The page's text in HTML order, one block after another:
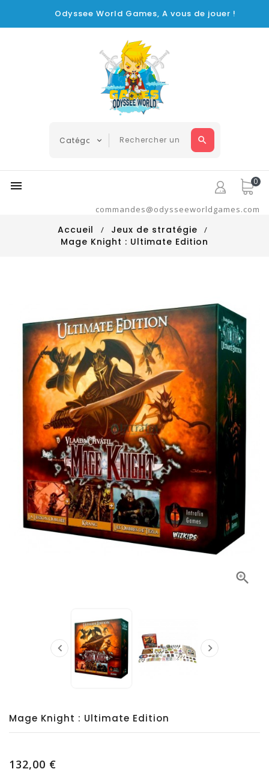
Odyssee World Games, A vous de jouer !
 0
commandes@odysseeworldgames.com
Accueil
Jeux de stratégie
Mage Knight : Ultimate Edition

 
Mage Knight : Ultimate Edition
132,00 €